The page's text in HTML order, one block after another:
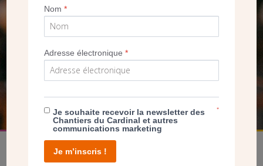
SEUL VOTRE DON
NOUS PERMET D’AGIR
Nom*
Adresse électronique*
Je souhaite recevoir la newsletter des
Chantiers du Cardinal et autres
communications marketing
*
Je m’inscris !